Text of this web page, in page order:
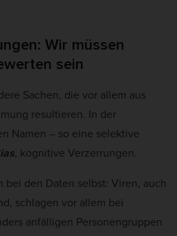
Wir müssen
sein
Sachen, die vor allem aus
resultieren. In der
Namen – so eine selektive
, kognitive Verzerrungen.
bei den Daten selbst: Viren, auch
schlagen vor allem bei
anfälligen Personengruppen